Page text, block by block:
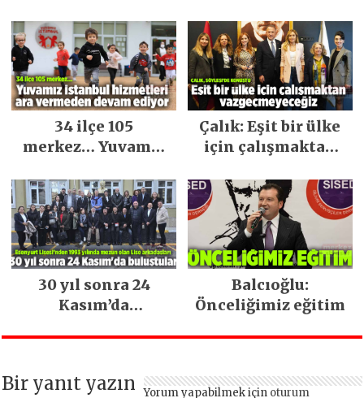
34 ilçe 105
merkez… Yuvamız
ara vermeden
devam ediyor
Çalık: Eşit bir ülke
için çalışmaktan
30 yıl sonra 24
Kasım’da
Balcıoğlu:
Önceliğimiz eğitim
Bir yanıt yazın Yorum yapabilmek için oturum